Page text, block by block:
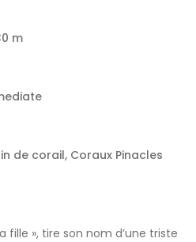
m
de corail, Coraux Pinacles
fille », tire son nom d’une triste